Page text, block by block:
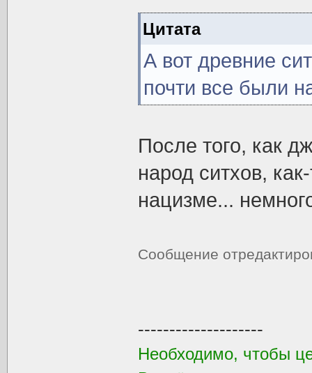
Цитата
А вот древние
почти все были
После того, как
народ ситхов,
нацизме...
Сообщение
--------------------
Необходимо, чтобы